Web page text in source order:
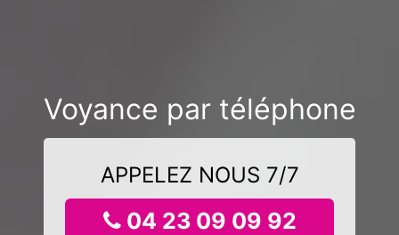
Voyance par téléphone
APPELEZ NOUS 7/7
04 23 09 09 92